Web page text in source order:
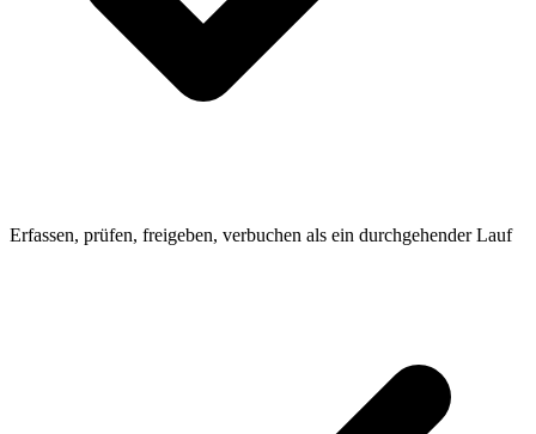
Erfassen, prüfen, freigeben, verbuchen als ein durchgehender Lauf